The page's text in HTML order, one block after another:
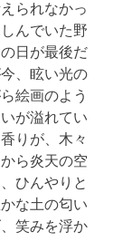
られなかっ
んでいた野
日が最後だ
、眩い光の
絵画のよう
が溢れてい
りが、木々
ら炎天の空
ひんやりと
な土の匂い
笑みを浮か